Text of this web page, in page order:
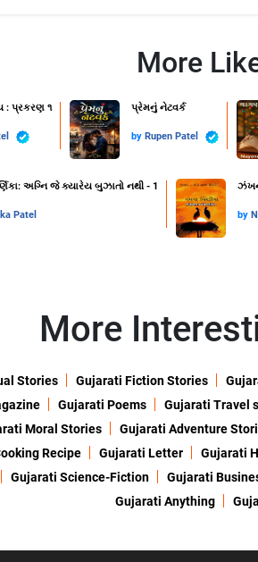
More
: પ્રકરણ ૧ પ્રેમનું નેટવર્ક
by Rupen Patel
અગ્નિ જે ક્યારેય બુઝાતો નથી - 1
Patel by
More
Stories Gujarati Fiction Stories
Gujarati Poems Gujarati Travel
Moral Stories Gujarati Adventure
Recipe Gujarati Letter Gujarati
Gujarati Science-Fiction Gujarati
Gujarati Anything